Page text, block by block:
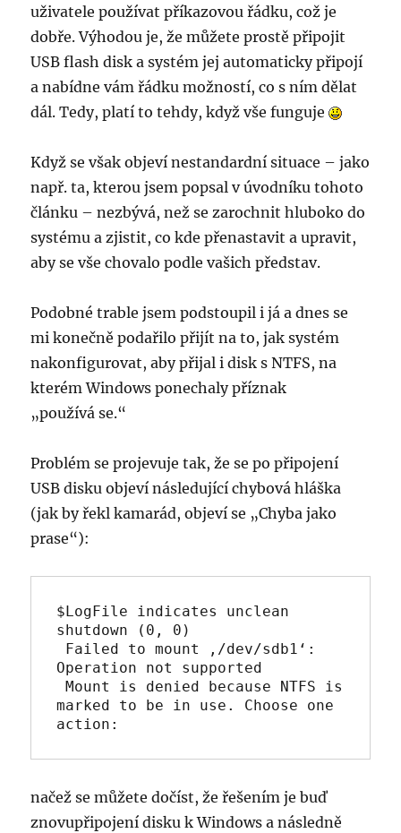
uživatele používat příkazovou řádku, což je
dobře. Výhodou je, že můžete prostě připojit
USB flash disk a systém jej automaticky připojí
a nabídne vám řádku možností, co s ním dělat
dál. Tedy, platí to tehdy, když vše funguje
Když se však objeví nestandardní situace – jako
např. ta, kterou jsem popsal v úvodníku tohoto
článku – nezbývá, než se zarochnit hluboko do
systému a zjistit, co kde přenastavit a upravit,
aby se vše chovalo podle vašich představ.
Podobné trable jsem podstoupil i já a dnes se
mi konečně podařilo přijít na to, jak systém
nakonfigurovat, aby přijal i disk s NTFS, na
kterém Windows ponechaly příznak
„používá se.“
Problém se projevuje tak, že se po připojení
USB disku objeví následující chybová hláška
(jak by řekl kamarád, objeví se „Chyba jako
prase“):
$LogFile indicates unclean
shutdown (0, 0)
Operation not supported
marked to be in use. Choose one
action:
načež se můžete dočíst, že řešením je buď
znovupřipojení disku k Windows a následně